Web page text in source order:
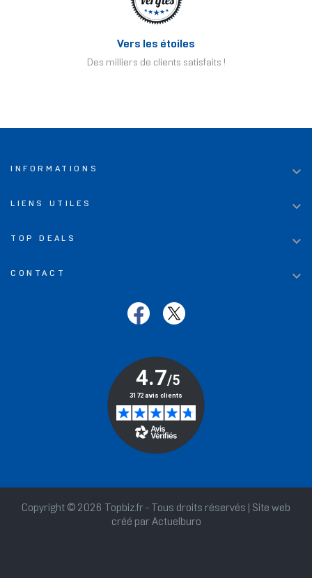
Vers les étoiles
Des milliers de clients satisfaits !
INFORMATIONS 
LIENS UTILES 
TOP DEALS 
CONTACT 
Copyright © 2026 Topbiz.fr - Tous droits réservés | Site web
créé par Actuelburo